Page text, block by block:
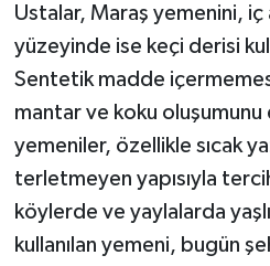
Ustalar, Maraş yemenini, iç
yüzeyinde ise keçi derisi
Sentetik madde
mantar ve koku
yemeniler, özellikle sıcak
terletmeyen yapısıyla
köylerde ve yaylalarda
kullanılan yemeni, bugün
KÜLTÜR SANAT